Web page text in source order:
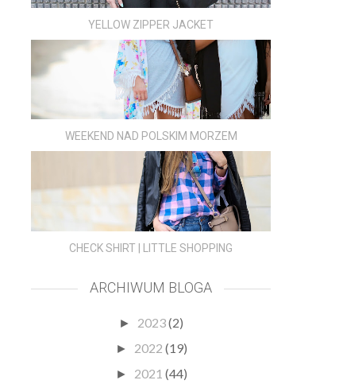
YELLOW ZIPPER JACKET
WEEKEND NAD POLSKIM MORZEM
CHECK SHIRT | LITTLE SHOPPING
ARCHIWUM BLOGA
► 2023(2)
► 2022 (19)
► 2021 (44)